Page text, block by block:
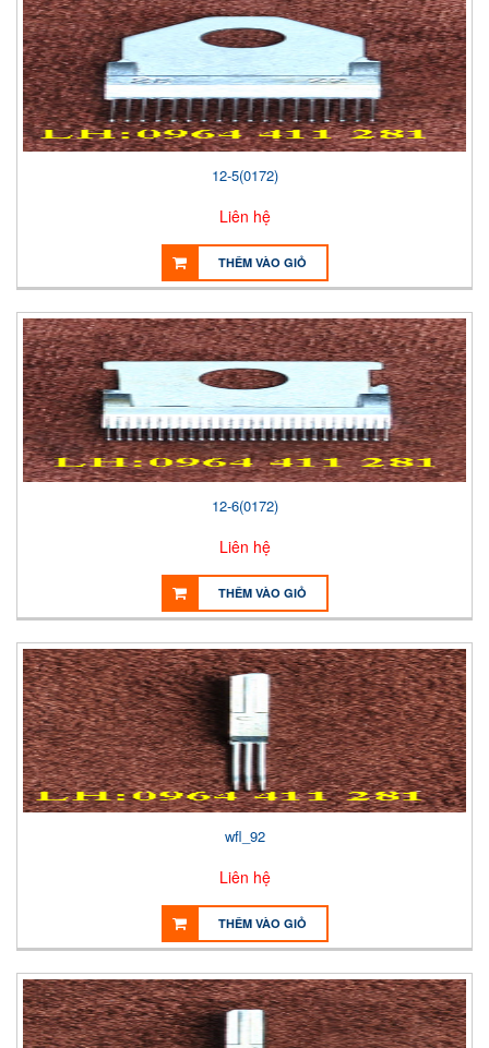
12-5(0172)
Liên hệ
THÊM VÀO GIỎ
12-6(0172)
Liên hệ
THÊM VÀO GIỎ
wfl_92
Liên hệ
THÊM VÀO GIỎ